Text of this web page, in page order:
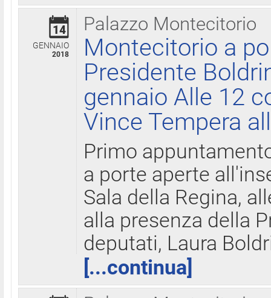
Palazzo Montecitorio
14
GENNAIO
2018
Montecitorio a
Presidente
gennaio Alle 12
Vince Tempera
Primo
a porte aperte
Sala della Regina,
alla presenza della
deputati, Laura
[...continua]